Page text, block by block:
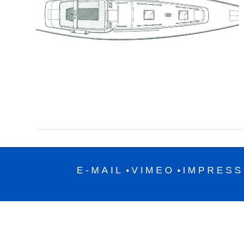
E-MAIL • VIMEO •